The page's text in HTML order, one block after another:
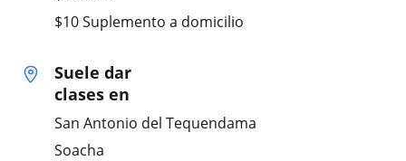
$10 Suplemento a domicilio
Suele dar
clases en
San Antonio del Tequendama
Soacha